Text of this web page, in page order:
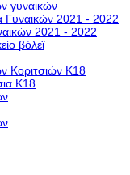
γυναικών
2021 - 2022
2021 - 2022
βόλεϊ
Κοριτσιών Κ18
Κ18